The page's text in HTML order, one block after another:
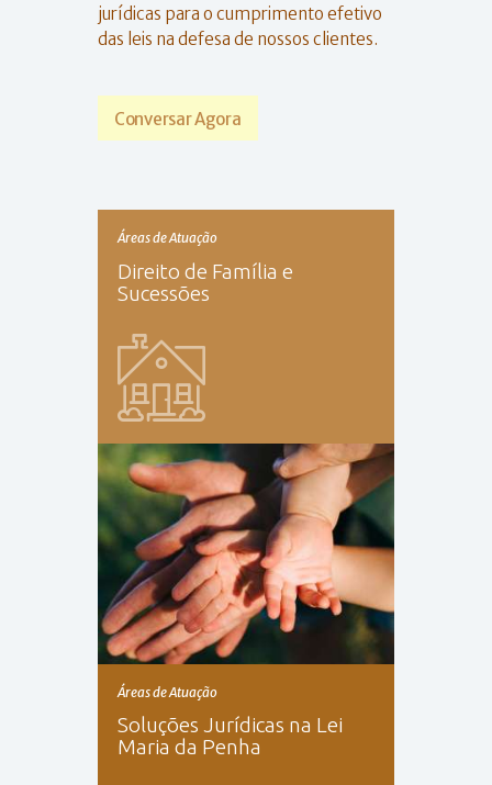
jurídicas para o cumprimento efetivo
das leis na defesa de nossos clientes.
Conversar Agora
Áreas de Atuação
Direito de Família e
Sucessões
Áreas de Atuação
Soluções Jurídicas na Lei
Maria da Penha